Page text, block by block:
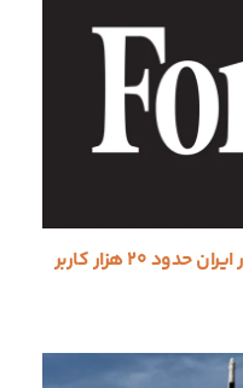
مجله فوربس: اینترنت استارلینک در ایران حدود ۲۰ هزار کاربر